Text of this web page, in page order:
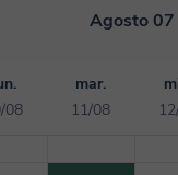
Agosto
08
mar.
11/08